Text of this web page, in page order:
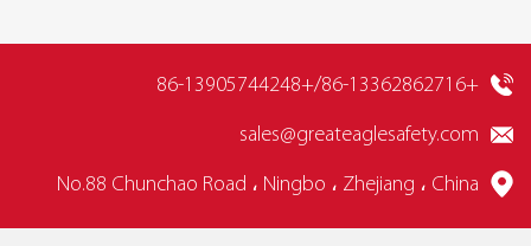
+86-13362862716/+86-13905744248
sales@greateaglesafety.com
No.88 Chunchao Road ، Ningbo ، Zhejiang ، China